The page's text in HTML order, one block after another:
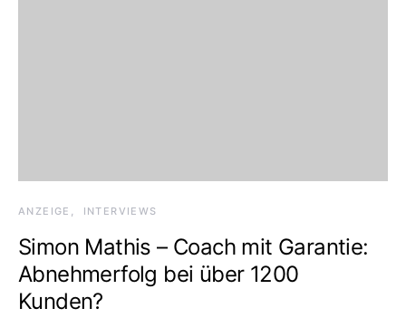
ANZEIGE INTERVIEWS
Simon Mathis – Coach mit Garantie:
Abnehmerfolg bei über 1200
Kunden?